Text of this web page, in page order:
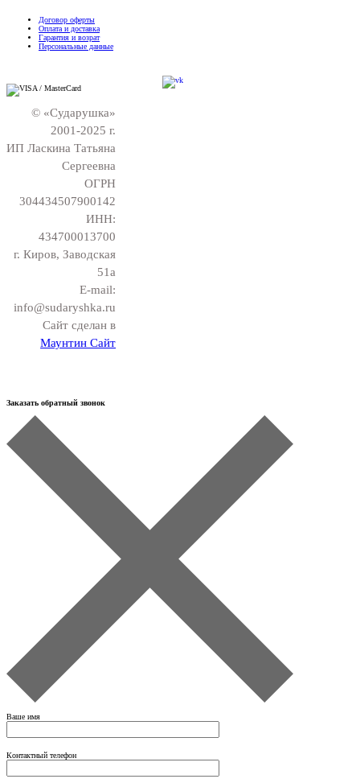
Договор оферты
Оплата и доставка
Гарантия и возрат
Персональные данные
© «Сударушка»
2001-2025 г.
ИП Ласкина Татьяна
Сергеевна
ОГРН
304434507900142
ИНН:
434700013700
г. Киров, Заводская
51а
E-mail:
info@sudaryshka.ru
Сайт сделан в
Маунтин Сайт
Заказать обратный звонок
Ваше имя
Контактный телефон